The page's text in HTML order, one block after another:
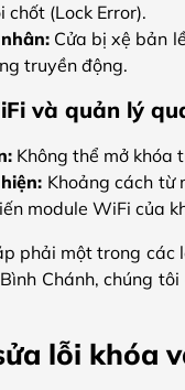
chốt (Lock Error).
Cửa bị xệ bản
truyền động.
và quản lý
Không thể mở khóa
Khoảng cách từ
module WiFi của
phải một trong các
Chánh, chúng
lỗi khóa